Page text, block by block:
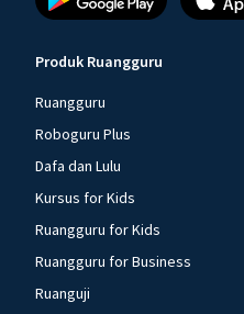
Produk Ruangguru
Ruangguru
Roboguru Plus
Dafa dan Lulu
Kursus for Kids
Ruangguru for Kids
Ruangguru for Business
Ruanguji